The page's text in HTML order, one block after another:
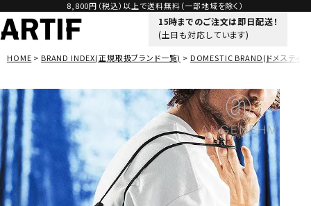
8,800円（税込）以上で送料無料（一部地域を除く）
15時までのご注文は即日配送！
(土日も対応しています)
HOME BRAND INDEX(正規取扱ブランド一覧) DOMESTIC BRAND(ドメスティッ